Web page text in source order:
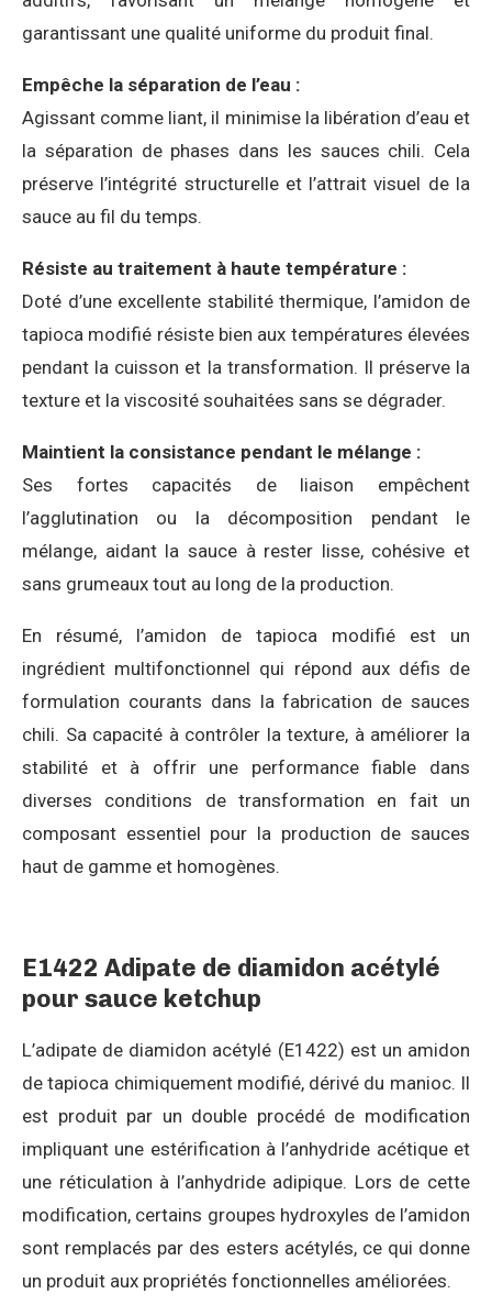
garantissant une qualité uniforme du produit final.
Empêche la séparation de l’eau :
Agissant comme liant, il minimise la libération d’eau et
la séparation de phases dans les sauces chili. Cela
préserve l’intégrité structurelle et l’attrait visuel de la
sauce au fil du temps.
Résiste au traitement à haute température :
Doté d’une excellente stabilité thermique, l’amidon de
tapioca modifié résiste bien aux températures élevées
pendant la cuisson et la transformation. Il préserve la
texture et la viscosité souhaitées sans se dégrader.
Maintient la consistance pendant le mélange :
Ses fortes capacités de liaison empêchent
l’agglutination ou la décomposition pendant le
mélange, aidant la sauce à rester lisse, cohésive et
sans grumeaux tout au long de la production.
En résumé, l’amidon de tapioca modifié est un
ingrédient multifonctionnel qui répond aux défis de
formulation courants dans la fabrication de sauces
chili. Sa capacité à contrôler la texture, à améliorer la
stabilité et à offrir une performance fiable dans
diverses conditions de transformation en fait un
composant essentiel pour la production de sauces
haut de gamme et homogènes.
E1422 Adipate de diamidon acétylé
pour sauce ketchup
L’adipate de diamidon acétylé (E1422) est un amidon
de tapioca chimiquement modifié, dérivé du manioc. Il
est produit par un double procédé de modification
impliquant une estérification à l’anhydride acétique et
une réticulation à l’anhydride adipique. Lors de cette
modification, certains groupes hydroxyles de l’amidon
sont remplacés par des esters acétylés, ce qui donne
un produit aux propriétés fonctionnelles améliorées.